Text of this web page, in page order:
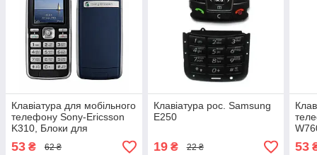
Клавіатура для мобільного
телефону Sony-Ericsson
K310, Блоки для
кнопочного телефона
53 ₴ 62 ₴
Клавіатура рос. Samsung
E250
19₴ 22 ₴ 53